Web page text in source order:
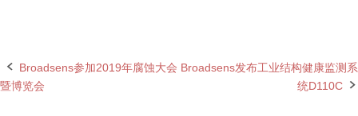
PostBroadsens参加2019年腐蚀大会
暨博览会
Broadsens发布工业结构健康监测系
统D110C